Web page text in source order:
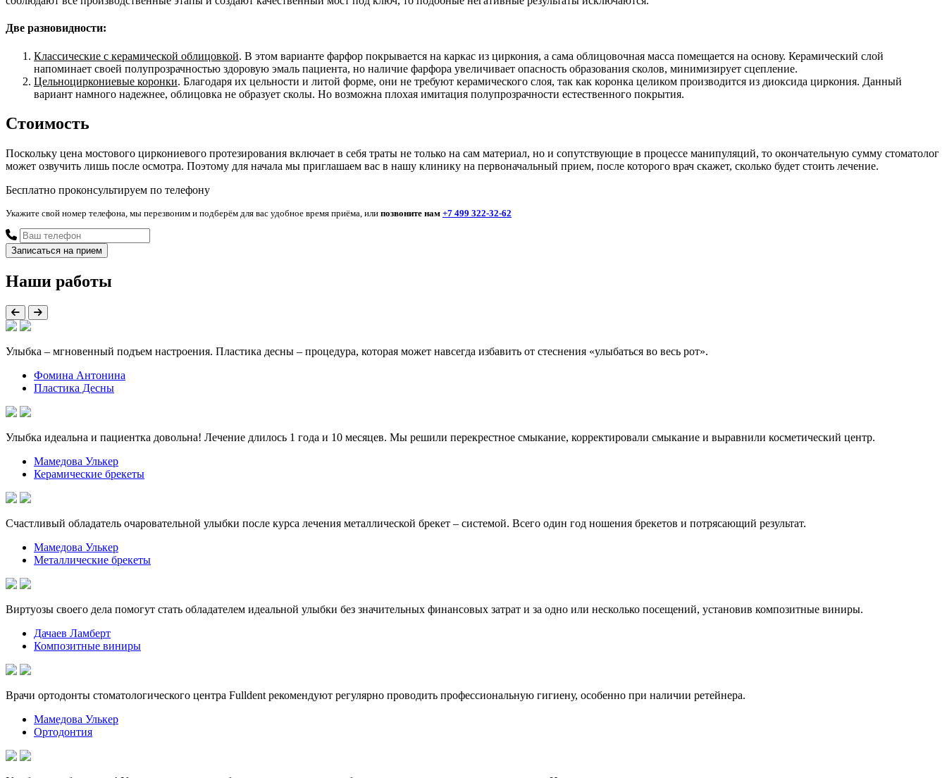
Две разновидности:
Классические с керамической облицовкой. В этом варианте фарфор покрывается на каркас из циркония, а сама облицовочная масса помещается на основу. Керамический слой
напоминает своей полупрозрачностью здоровую эмаль пациента, но наличие фарфора увеличивает опасность образования сколов, минимизирует сцепление.
Цельноциркониевые коронки. Благодаря их цельности и литой форме, они не требуют керамического слоя, так как коронка целиком производится из диоксида циркония. Данный
вариант намного надежнее, облицовка не образует сколы. Но возможна плохая имитация полупрозрачности естественного покрытия.
Стоимость
Поскольку цена мостового циркониевого протезирования включает в себя траты не только на сам материал, но и сопутствующие в процессе манипуляций, то окончательную сумму стоматолог
может озвучить лишь после осмотра. Поэтому для начала мы приглашаем вас в нашу клинику на первоначальный прием, после которого врач скажет, сколько будет стоить лечение.
Бесплатно проконсультируем по телефону
Укажите свой номер телефона, мы перезвоним и подберём для вас удобное время приёма, или позвоните нам +7 499 322-32-62
Наши работы
Улыбка – мгновенный подъем настроения. Пластика десны – процедура, которая может навсегда избавить от стеснения «улыбаться во весь рот».
Фомина Антонина
Пластика Десны
Улыбка идеальна и пациентка довольна! Лечение длилось 1 года и 10 месяцев. Мы решили перекрестное смыкание, корректировали смыкание и выравнили косметический центр.
Мамедова Улькер
Керамические брекеты
Счастливый обладатель очаровательной улыбки после курса лечения металлической брекет – системой. Всего один год ношения брекетов и потрясающий результат.
Мамедова Улькер
Металлические брекеты
Виртуозы своего дела помогут стать обладателем идеальной улыбки без значительных финансовых затрат и за одно или несколько посещений, установив композитные виниры.
Дачаев Ламберт
Композитные виниры
Врачи ортодонты стоматологического центра Fulldent рекомендуют регулярно проводить профессиональную гигиену, особенно при наличии ретейнера.
Мамедова Улькер
Ортодонтия